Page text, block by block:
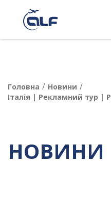
Головна / Новини /
Італія | Рекламний тур |
НОВИНИ